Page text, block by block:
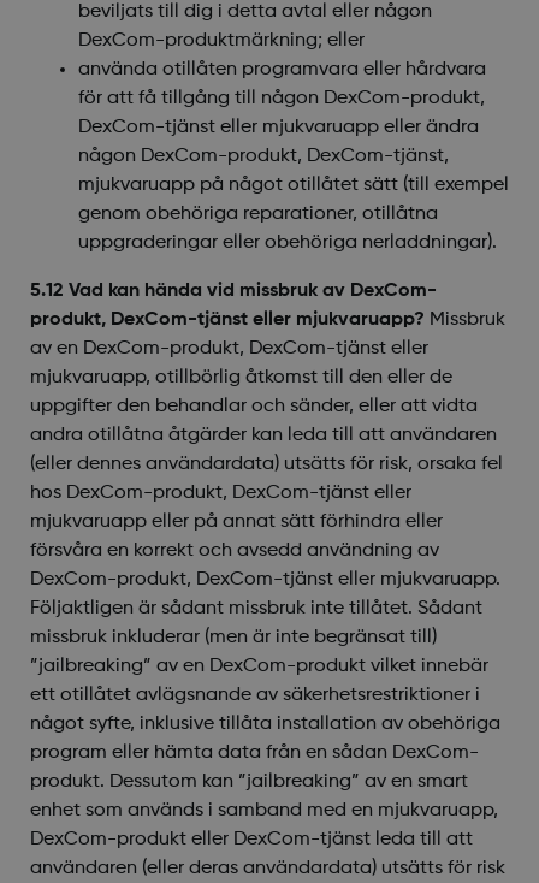
beviljats till dig i detta avtal eller någon
DexCom-produktmärkning; eller
använda otillåten programvara eller hårdvara
för att få tillgång till någon DexCom-produkt,
DexCom-tjänst eller mjukvaruapp eller ändra
någon DexCom-produkt, DexCom-tjänst,
mjukvaruapp på något otillåtet sätt (till exempel
genom obehöriga reparationer, otillåtna
uppgraderingar eller obehöriga nerladdningar).
5.12 Vad kan hända vid missbruk av DexCom-
produkt, DexCom-tjänst eller mjukvaruapp? Missbruk
av en DexCom-produkt, DexCom-tjänst eller
mjukvaruapp, otillbörlig åtkomst till den eller de
uppgifter den behandlar och sänder, eller att vidta
andra otillåtna åtgärder kan leda till att användaren
(eller dennes användardata) utsätts för risk, orsaka fel
hos DexCom-produkt, DexCom-tjänst eller
mjukvaruapp eller på annat sätt förhindra eller
försvåra en korrekt och avsedd användning av
DexCom-produkt, DexCom-tjänst eller mjukvaruapp.
Följaktligen är sådant missbruk inte tillåtet. Sådant
missbruk inkluderar (men är inte begränsat till)
”jailbreaking” av en DexCom-produkt vilket innebär
ett otillåtet avlägsnande av säkerhetsrestriktioner i
något syfte, inklusive tillåta installation av obehöriga
program eller hämta data från en sådan DexCom-
produkt. Dessutom kan ”jailbreaking” av en smart
enhet som används i samband med en mjukvaruapp,
DexCom-produkt eller DexCom-tjänst leda till att
användaren (eller deras användardata) utsätts för risk